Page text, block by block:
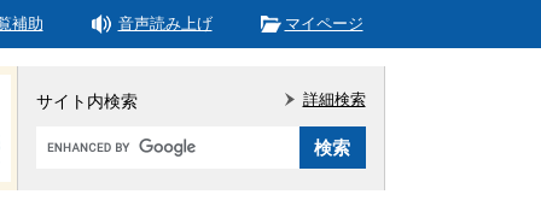
補助 音声読み上げ マイページ
サイト内検索
Google
詳細検索